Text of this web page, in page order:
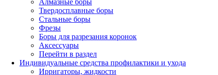
Алмазные боры
Твердосплавные боры
Стальные боры
Фрезы
Боры для разрезания коронок
Аксессуары
Перейти в раздел
Индивидуальные средства профилактики и ухода
Ирригаторы, жидкости